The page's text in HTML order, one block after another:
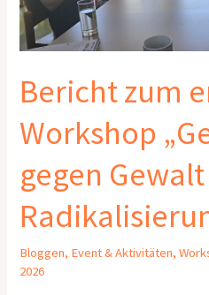
Bericht zum
Workshop
gegen
Bloggen, Event & Aktivitäten,
2026
Gewalt
und